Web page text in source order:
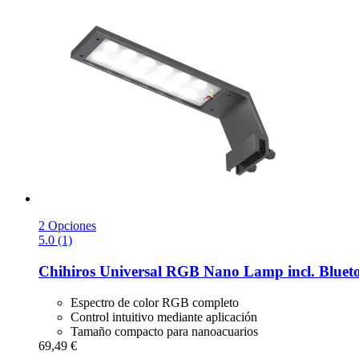
2 Opciones
5.0 (1)
Chihiros Universal RGB Nano Lamp incl.
Espectro de color RGB completo
Control intuitivo mediante aplicación
Tamaño compacto para nanoacuarios
69,49 €